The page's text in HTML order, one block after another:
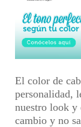
El color de
personalidad,
nuestro look y
cambio y no